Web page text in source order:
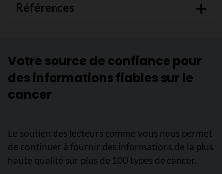
Références
Votre source de confiance pour
des informations fiables sur le
cancer
Le soutien des lecteurs comme vous nous permet
de continuer à fournir des informations de la plus
haute qualité sur plus de 100 types de cancer.